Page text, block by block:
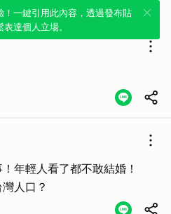
！一鍵引用此內容，透過發布貼
達個人立場。
年輕人看了都不敢結婚！
人口？